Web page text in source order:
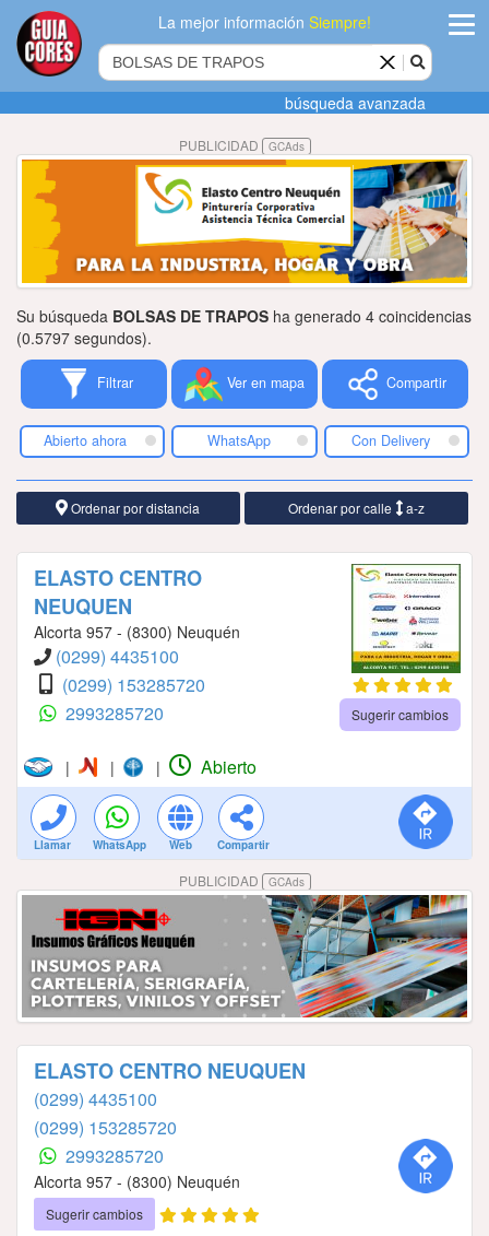
La mejor informaciónSiempre!
Agregar
empresa
Actualizar
datos
Publicidad
Tiendacores
Contactenos
búsqueda avanzada
PUBLICIDAD GCAds
Su búsqueda BOLSAS DE TRAPOS ha generado 4 coincidencias
(0.5797 segundos).
Filtrar Ver en mapa Compartir
Abierto ahora WhatsApp Con Delivery
Ordenar por distancia Ordenar por calle a-z
ELASTO CENTRO
NEUQUEN
Alcorta 957 - (8300) Neuquén
(0299) 4435100
(0299) 153285720
2993285720
Sugerir cambios
| | | Abierto
Llamar WhatsApp Web Compartir
PUBLICIDAD GCAds
ELASTO CENTRO NEUQUEN
(0299) 4435100
(0299) 153285720
2993285720
Alcorta 957 - (8300) Neuquén
Sugerir cambios